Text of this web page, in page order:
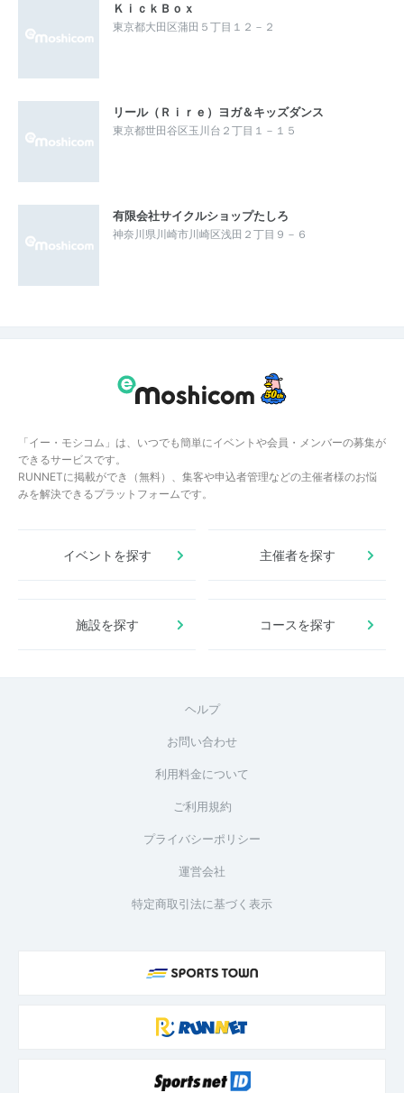
ＫｉｃｋＢｏｘ
東京都大田区蒲田５丁目１２－２
リール（Ｒｉｒｅ）ヨガ＆キッズダンス
東京都世田谷区玉川台２丁目１－１５
有限会社サイクルショップたしろ
神奈川県川崎市川崎区浅田２丁目９－６
「イー・モシコム」は、いつでも簡単にイベントや会員・メンバーの募集が
できるサービスです。
RUNNETに掲載ができ（無料）、集客や申込者管理などの主催者様のお悩
みを解決できるプラットフォームです。
イベントを探す 主催者を探す
施設を探す コースを探す
ヘルプ
お問い合わせ
利用料金について
ご利用規約
プライバシーポリシー
運営会社
特定商取引法に基づく表示